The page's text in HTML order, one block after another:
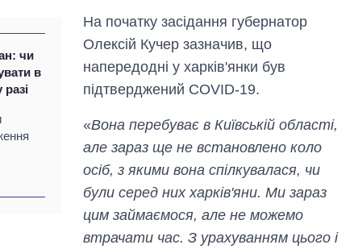
чи
в
разі
На початку засідання губернатор
Олексій Кучер зазначив, що
напередодні у харків'янки був
підтверджений COVID-19.
«Вона перебуває в Київській області,
але зараз ще не встановлено коло
осіб, з якими вона спілкувалася, чи
були серед них харків'яни. Ми зараз
цим займаємося, але не можемо
втрачати час. З урахуванням цього і
Як змінився
бюджет
Міністерства
оборони за 13
росією